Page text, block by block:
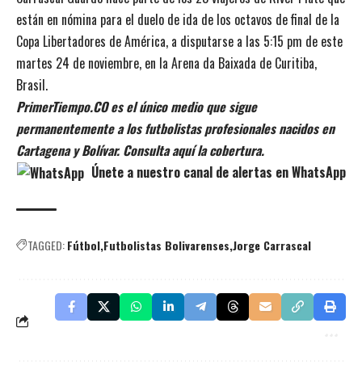
están en nómina para el duelo de ida de los octavos de final de la
Copa Libertadores de América, a disputarse a las 5:15 pm de este
martes 24 de noviembre, en la Arena da Baixada de Curitiba,
Brasil.
PrimerTiempo.CO es el único medio que sigue
permanentemente a los futbolistas profesionales nacidos en
Cartagena y Bolívar. Consulta aquí la cobertura.
Únete a nuestro canal de alertas en WhatsApp
TAGGED:Fútbol Futbolistas Bolivarenses Jorge Carrascal